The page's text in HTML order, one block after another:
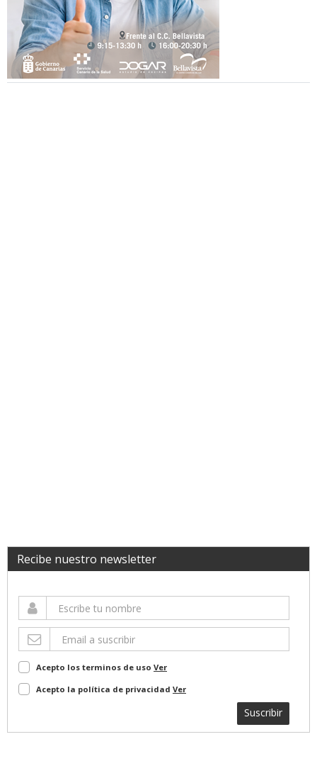
Recibe nuestro newsletter
Acepto los terminos de uso Ver
Acepto la política de privacidad Ver
Suscribir